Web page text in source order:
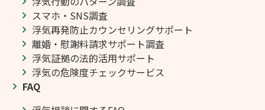
スマホ・SNS調査
浮気再発防止カウンセリングサポート
離婚・慰謝料請求サポート調査
浮気証拠の法的活用サポート
浮気の危険度チェックサービス
FAQ